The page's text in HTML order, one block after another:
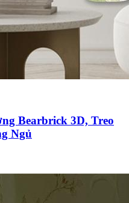
Bearbrick 3D, Treo
Ngủ